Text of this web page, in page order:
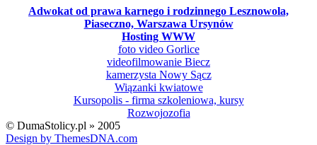
Adwokat od prawa karnego i rodzinnego Lesznowola,
Piaseczno, Warszawa Ursynów
Hosting WWW
foto video Gorlice
videofilmowanie Biecz
kamerzysta Nowy Sącz
Wiązanki kwiatowe
Kursopolis - firma szkoleniowa, kursy
Rozwojozofia
© DumaStolicy.pl » 2005
Design by ThemesDNA.com